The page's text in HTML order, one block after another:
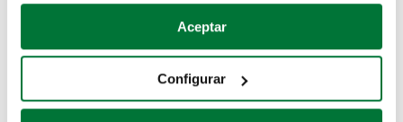
Si lo permite, también quisiéramos:
Recopilar información sobre su ubicación geográfica
Identificar su dispositivo analizándolo activamente
para buscar características específicas (huellas
Aceptar
Configurar
Coches de segunda mano
Coches de km0